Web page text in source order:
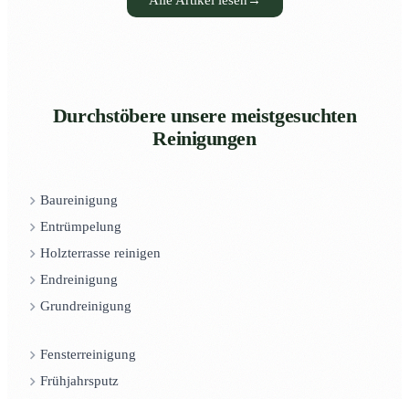
Durchstöbere unsere meistgesuchten
Reinigungen
Baureinigung
Entrümpelung
Holzterrasse reinigen
Endreinigung
Grundreinigung
Fensterreinigung
Frühjahrsputz